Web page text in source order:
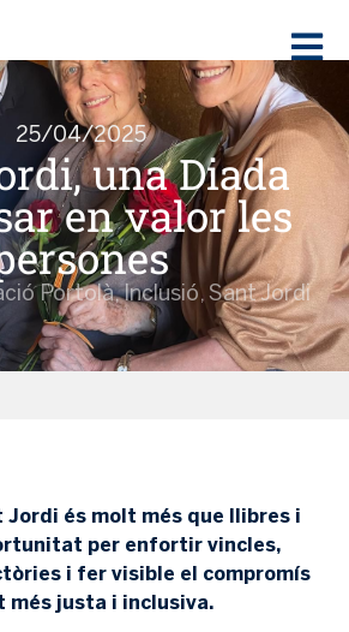
25/04/2025
una Diada
en valor les
Portolà,Inclusió, Sant Jordi
Jordi és molt més que llibres i
per enfortir vincles,
i fer visible el compromís
més justa i inclusiva.